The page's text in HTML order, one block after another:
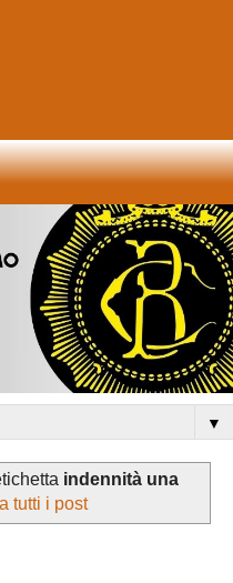
▼
indennità una
tutti i post